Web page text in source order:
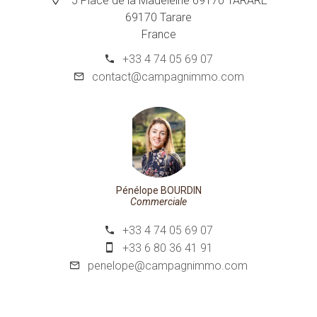
69170 Tarare
France
+33 4 74 05 69 07
contact@campagnimmo.com
Pénélope BOURDIN
Commerciale
+33 4 74 05 69 07
+33 6 80 36 41 91
penelope@campagnimmo.com